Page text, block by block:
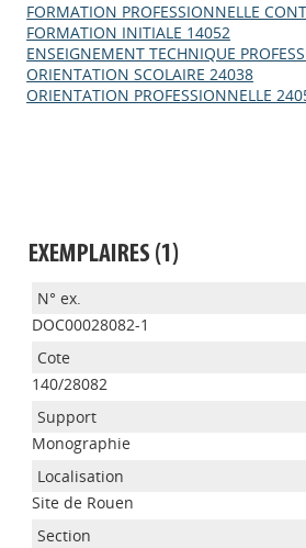
FORMATION PROFESSIONNELLE
FORMATION INITIALE 14052
ENSEIGNEMENT TECHNIQUE
ORIENTATION SCOLAIRE 24038
ORIENTATION PROFESSIONNELLE
EXEMPLAIRES (1)
DOC00028082-1
140/28082
Monographie
Site de Rouen